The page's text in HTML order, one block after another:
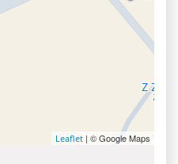
Leaflet | © Google Maps